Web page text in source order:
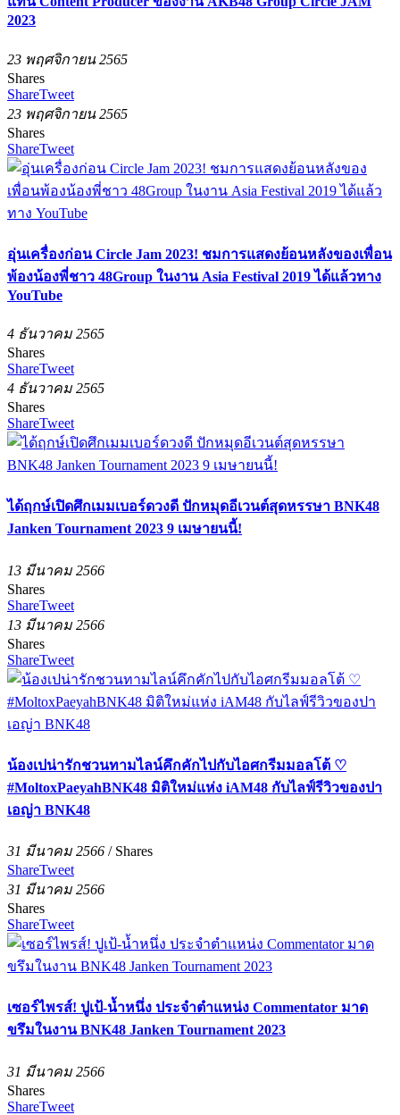
2023
23 พฤศจิกายน 2565
Shares
ShareTweet
23 พฤศจิกายน 2565
Shares
ShareTweet
อุ่นเครื่องก่อน Circle Jam 2023! ชมการแสดงย้อนหลังของเพื่อน
พ้องน้องพี่ชาว 48Group ในงาน Asia Festival 2019 ได้แล้วทาง
YouTube
4 ธันวาคม 2565
Shares
ShareTweet
4 ธันวาคม 2565
Shares
ShareTweet
ได้ฤกษ์เปิดศึกเมมเบอร์ดวงดี ปักหมุดอีเวนต์สุดหรรษา BNK48
Janken Tournament 2023 9 เมษายนนี้!
13 มีนาคม 2566
Shares
ShareTweet
13 มีนาคม 2566
Shares
ShareTweet
น้องเปน่ารักชวนทามไลน์คึกคักไปกับไอศกรีมมอลโต้ ♡
#MoltoxPaeyahBNK48 มิติใหม่แห่ง iAM48 กับไลฟ์รีวิวของปา
เอญ่า BNK48
31 มีนาคม 2566 / Shares
ShareTweet
31 มีนาคม 2566
Shares
ShareTweet
เซอร์ไพรส์! ปูเป้-น้ำหนึ่ง ประจำตำแหน่ง Commentator มาด
ขรึมในงาน BNK48 Janken Tournament 2023
31 มีนาคม 2566
Shares
ShareTweet